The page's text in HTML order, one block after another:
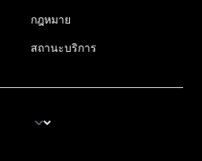
กฎหมาย
สถานะบริการ